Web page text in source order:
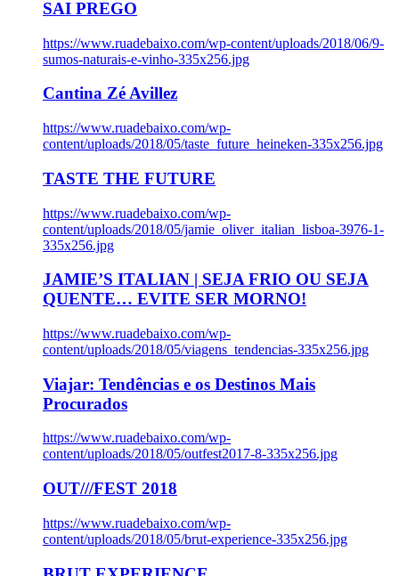
SAI PREGO
https://www.ruadebaixo.com/wp-content/uploads/2018/06/9-
sumos-naturais-e-vinho-335x256.jpg
Cantina Zé Avillez
https://www.ruadebaixo.com/wp-
content/uploads/2018/05/taste_future_heineken-335x256.jpg
TASTE THE FUTURE
https://www.ruadebaixo.com/wp-
content/uploads/2018/05/jamie_oliver_italian_lisboa-3976-1-
335x256.jpg
JAMIE’S ITALIAN | SEJA FRIO OU SEJA
QUENTE… EVITE SER MORNO!
https://www.ruadebaixo.com/wp-
content/uploads/2018/05/viagens_tendencias-335x256.jpg
Viajar: Tendências e os Destinos Mais
Procurados
https://www.ruadebaixo.com/wp-
content/uploads/2018/05/outfest2017-8-335x256.jpg
OUT///FEST 2018
https://www.ruadebaixo.com/wp-
content/uploads/2018/05/brut-experience-335x256.jpg